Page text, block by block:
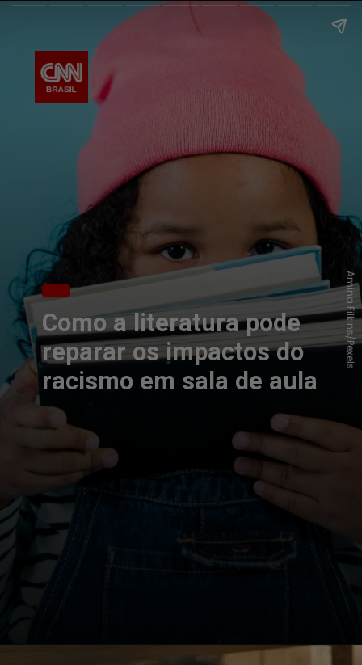
Como a literatura pode
reparar os impactos do
racismo em sala de aula
Amina Filkins/Pexels